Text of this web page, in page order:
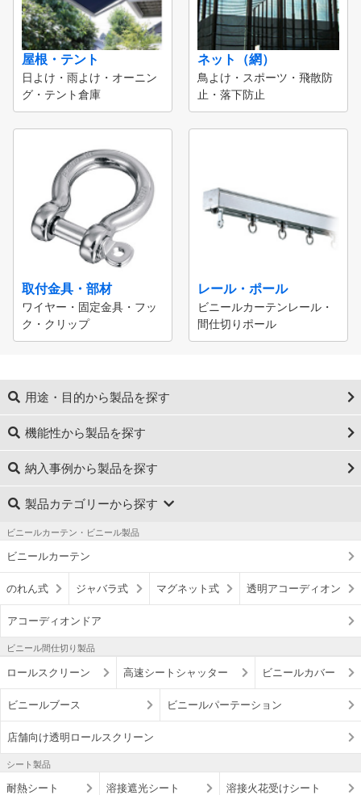
屋根・テント
日よけ・雨よけ・オーニン
グ・テント倉庫
ネット（網）
鳥よけ・スポーツ・飛散防
止・落下防止
取付金具・部材
ワイヤー・固定金具・フッ
ク・クリップ
レール・ポール
ビニールカーテンレール・
間仕切りポール
用途・目的から製品を探す
機能性から製品を探す
納入事例から製品を探す
製品カテゴリーから探す
ビニールカーテン・ビニール製品
ビニールカーテン
のれん式 ジャバラ式 マグネット式 透明アコーディオン
アコーディオンドア
ビニール間仕切り製品
ロールスクリーン 高速シートシャッター ビニールカバー
ビニールブース ビニールパーテーション
店舗向け透明ロールスクリーン
シート製品
耐熱シート 溶接遮光シート 溶接火花受けシート